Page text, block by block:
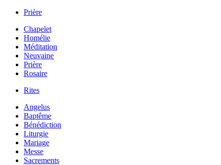
Prière
Chapelet
Homélie
Méditation
Neuvaine
Prière
Rosaire
Rites
Angelus
Baptême
Bénédiction
Liturgie
Mariage
Messe
Sacrements